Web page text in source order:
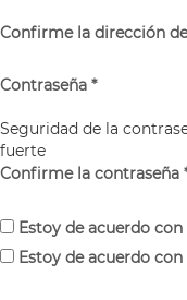
Confirme la dirección
Contraseña *
Seguridad de la
fuerte
Confirme la contraseña
Estoy de acuerdo con
Estoy de acuerdo con